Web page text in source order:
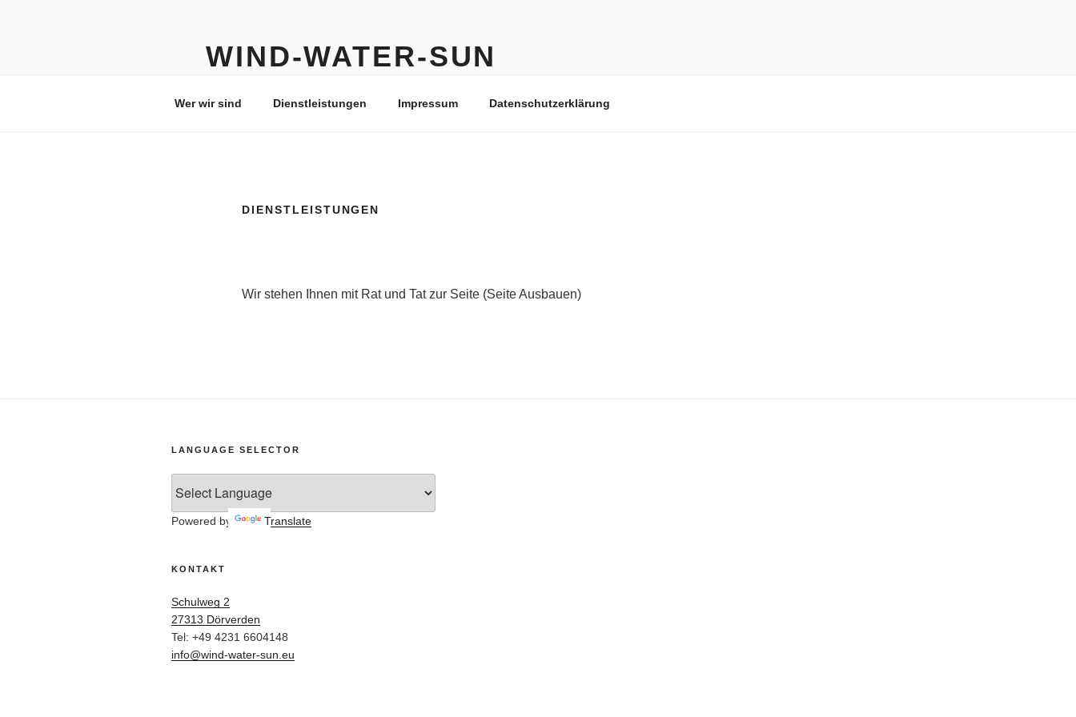
WIND-WATER-SUN
Wer wir sind Dienstleistungen Impressum Datenschutzerklärung
DIENSTLEISTUNGEN
Wir stehen Ihnen mit Rat und Tat zur Seite (Seite Ausbauen)
LANGUAGE SELECTOR
Powered by Translate
KONTAKT
Schulweg 2
27313 Dörverden
Tel: +49 4231 6604148
info@wind-water-sun.eu